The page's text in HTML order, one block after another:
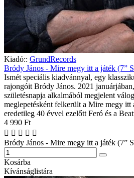
Kiadó:: GrundRecords
Bródy János - Mire megy itt a játék (7”
Ismét speciális kiadvánnyal, egy
rajongóit Bródy János. 2021
születésnapja alkalmából megjelent
meglepetésként felkerült a Mire megy itt
eredetileg 40 évvel ezelőtt Feró és a
4 990 Ft
Bródy János - Mire megy itt a játék (7”
Kosárba
Kívánságlistára